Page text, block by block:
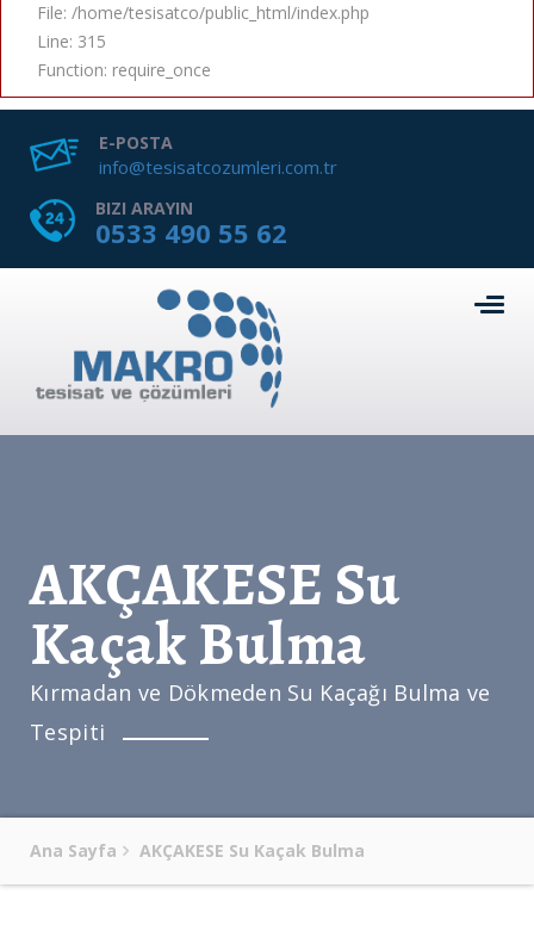
File: /home/tesisatco/public_html/index.php
Line: 315
Function: require_once
E-POSTA
info@tesisatcozumleri.com.tr
BIZI ARAYIN
0533 490 55 62
AKÇAKESE Su
Kaçak Bulma
Kırmadan ve Dökmeden Su Kaçağı Bulma ve
Tespiti
Ana Sayfa AKÇAKESE Su Kaçak Bulma